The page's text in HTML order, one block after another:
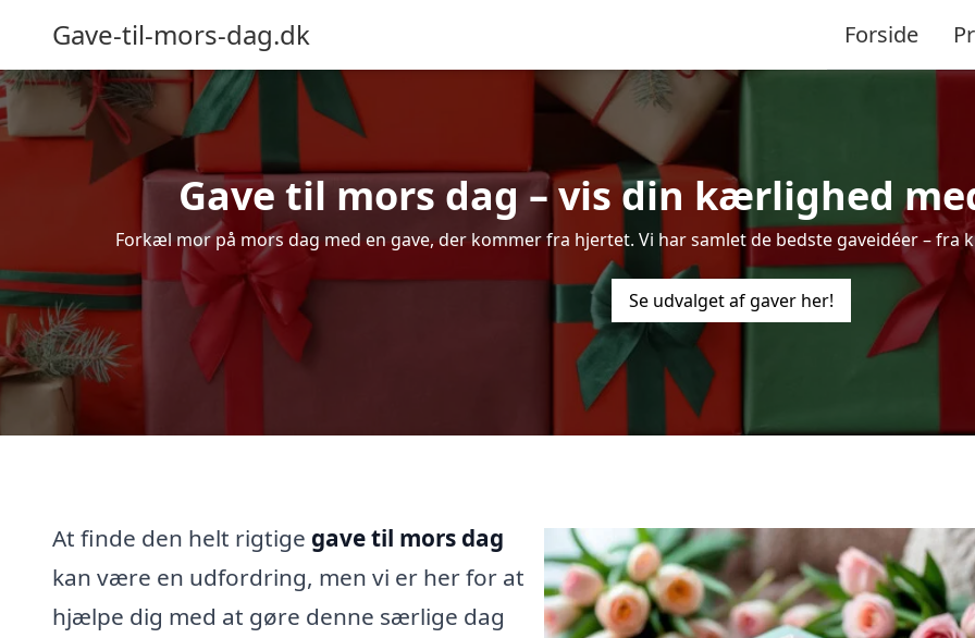
Gave-til-mors-dag.dk Forside
Gave til mors dag – vis din kærlighed
Forkæl mor på mors dag med en gave, der kommer fra hjertet. Vi har samlet de bedste gaveidéer – fra
Se udvalget af gaver her!
At finde den helt rigtige gave til mors dag
kan være en udfordring, men vi er her for at
hjælpe dig med at gøre denne særlige dag